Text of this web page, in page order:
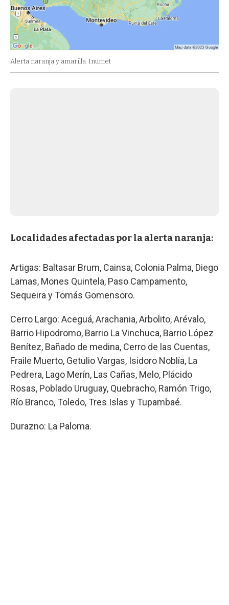
Alerta naranja y amarilla Inumet
Localidades afectadas por la alerta naranja:
Artigas: Baltasar Brum, Cainsa, Colonia Palma, Diego
Lamas, Mones Quintela, Paso Campamento,
Sequeira y Tomás Gomensoro.
Cerro Largo: Aceguá, Arachania, Arbolito, Arévalo,
Barrio Hipodromo, Barrio La Vinchuca, Barrio López
Benítez, Bañado de medina, Cerro de las Cuentas,
Fraile Muerto, Getulio Vargas, Isidoro Noblía, La
Pedrera, Lago Merín, Las Cañas, Melo, Plácido
Rosas, Poblado Uruguay, Quebracho, Ramón Trigo,
Río Branco, Toledo, Tres Islas y Tupambaé.
Durazno: La Paloma.